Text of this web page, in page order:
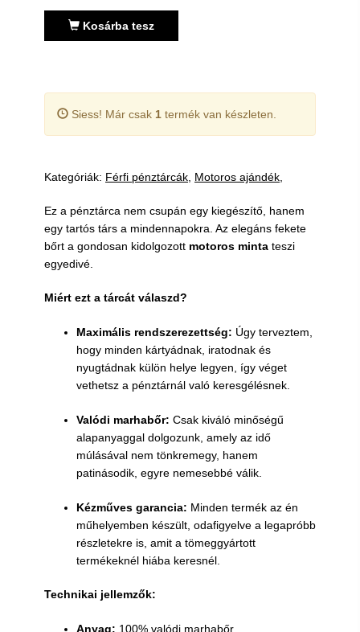
Kosárba tesz
Siess! Már csak 1 termék van készleten.
Kategóriák: Férfi pénztárcák Motoros ajándék
Ez a pénztárca nem csupán egy kiegészítő, hanem
egy tartós társ a mindennapokra. Az elegáns fekete
bőrt a gondosan kidolgozott motoros minta teszi
egyedivé.
Miért ezt a tárcát válaszd?
Maximális rendszerezettség: Úgy terveztem,
hogy minden kártyádnak, iratodnak és
nyugtádnak külön helye legyen, így véget
vethetsz a pénztárnál való keresgélésnek.
Valódi marhabőr: Csak kiváló minőségű
alapanyaggal dolgozunk, amely az idő
múlásával nem tönkremegy, hanem
patinásodik, egyre nemesebbé válik.
Kézműves garancia: Minden termék az én
műhelyemben készült, odafigyelve a legapróbb
részletekre is, amit a tömeggyártott
termékeknél hiába keresnél.
Technikai jellemzők:
Anyag: 100% valódi marhabőr.